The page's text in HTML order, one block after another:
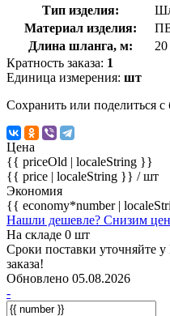
Тип изделия:
Материал изделия:
Длина шланга, м:
20
Кратность заказа: 1
Единица измерения: шт
Сохранить или поделиться с
Цена
{{ priceOld | localeString }}
{{ price | localeString }} / шт
Экономия
{{ economy*number |
Нашли дешевле? Снизим
На складе 0 шт
Сроки поставки уточняйте
заказа!
Обновлено 05.08.2026
-